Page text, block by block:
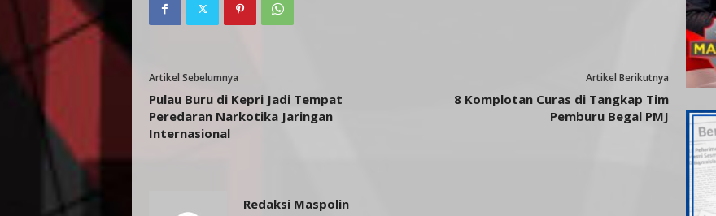
Artikel Sebelumnya
Pulau Buru di Kepri Jadi Tempat
Peredaran Narkotika Jaringan
Internasional
Artikel Berikutnya
8 Komplotan Curas di Tangkap Tim
Pemburu Begal PMJ
Redaksi Maspolin